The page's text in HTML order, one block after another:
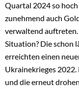
Labordiamanten